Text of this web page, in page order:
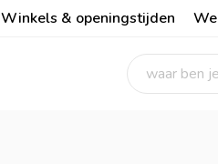
Winkels & openingstijden